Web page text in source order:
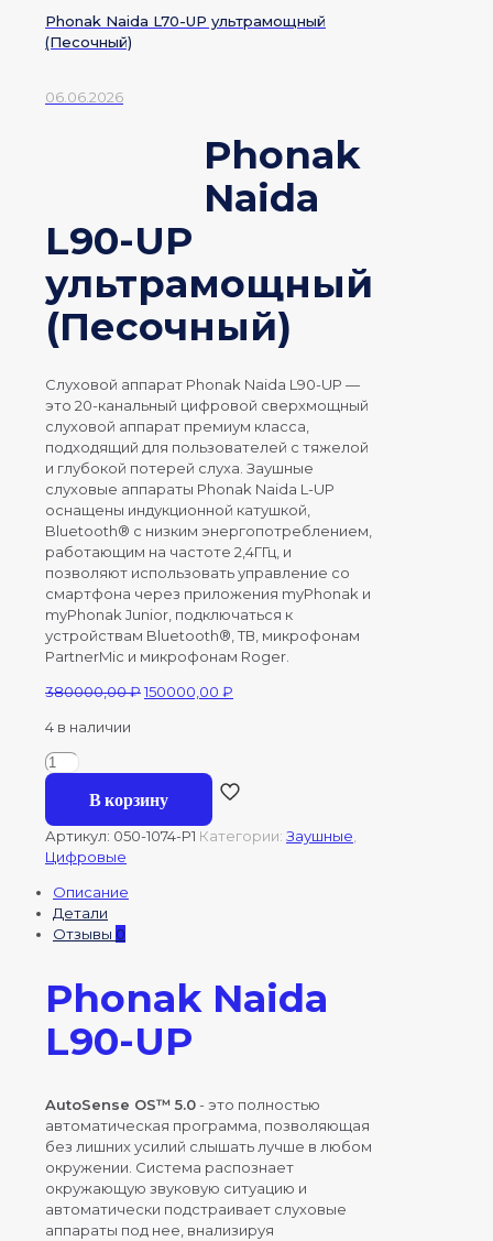
Phonak Naida L70-UP ультрамощный
(Песочный)
06.06.2026
Phonak
Naida
L90-UP
ультрамощный
(Песочный)
Слуховой аппарат Phonak Naida L90-UP —
это 20-канальный цифровой сверхмощный
слуховой аппарат премиум класса,
подходящий для пользователей с тяжелой
и глубокой потерей слуха. Заушные
слуховые аппараты Phonak Naida L-UP
оснащены индукционной катушкой,
Bluetooth® с низким энергопотреблением,
работающим на частоте 2,4ГГц, и
позволяют использовать управление со
смартфона через приложения myPhonak и
myPhonak Junior, подключаться к
устройствам Bluetooth®, ТВ, микрофонам
PartnerMic и микрофонам Roger.
380000,00₽Первоначальная
150000,00 ₽
4 в наличии
Количество
товара
Phonak
Naida
L90-
UP
ультрамощный
(Песочный)
В корзину
Артикул: 050-1074-P1 Категории: Заушные
Цифровые
Описание
Детали
Отзывы 0
Phonak Naida
L90-UP
AutoSense OS™ 5.0- это полностью
автоматическая программа, позволяющая
без лишних усилий слышать лучше в любом
окружении. Система распознает
окружающую звуковую ситуацию и
автоматически подстраивает слуховые
аппараты под нее, внализируя